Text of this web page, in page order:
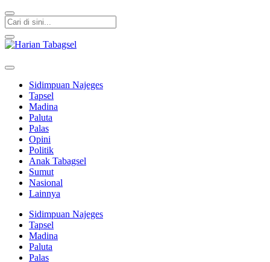
Sidimpuan Najeges
Tapsel
Madina
Paluta
Palas
Opini
Politik
Anak Tabagsel
Sumut
Nasional
Lainnya
Sidimpuan Najeges
Tapsel
Madina
Paluta
Palas